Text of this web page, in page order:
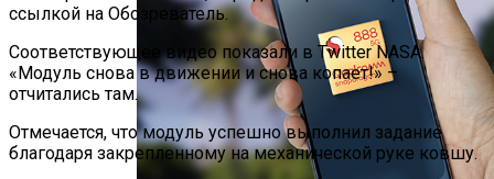
ссылкой на Обозреватель.
Соответствующее видео показали в Twitter NASA.
«Модуль снова в движении и снова копает!» –
отчитались там.
Отмечается, что модуль успешно выполнил задание
благодаря закрепленному на механической руке ковшу.